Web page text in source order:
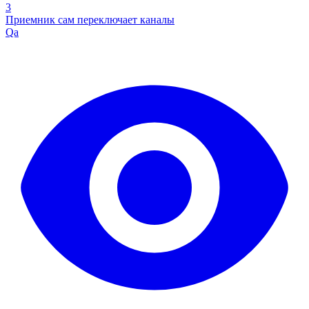
3
Приемник сам переключает каналы
Qa